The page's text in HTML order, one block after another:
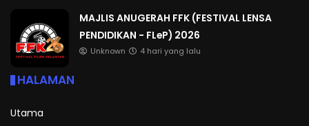
MAJLIS ANUGERAH FFK (FESTIVAL LENSA
PENDIDIKAN - FLeP) 2026
Unknown 4 hari yang lalu
HALAMAN
Utama